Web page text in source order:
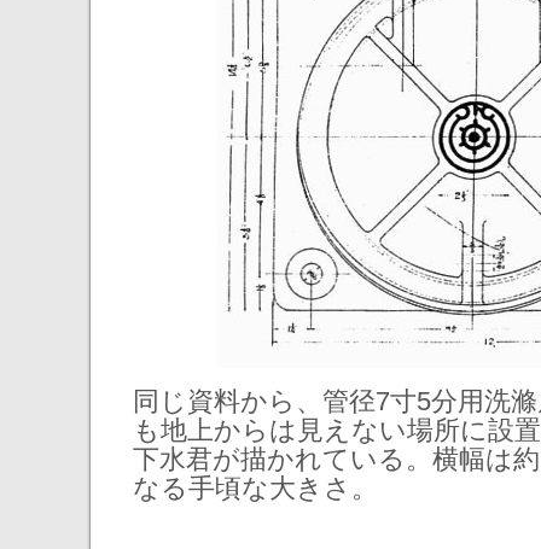
同じ資料から、管径7寸5分用洗
も地上からは見えない場所に設
下水君が描かれている。横幅は
なる手頃な大きさ。